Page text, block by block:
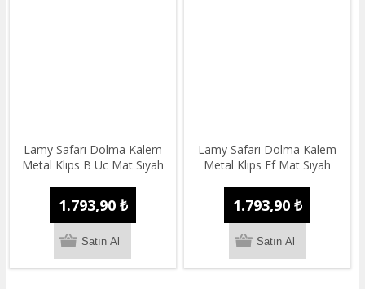
Lamy Safarı Dolma Kalem
Metal Klıps B Uc Mat Sıyah
1.793,90 ₺
Lamy Safarı Dolma Kalem
Metal Klıps Ef Mat Sıyah
1.793,90 ₺